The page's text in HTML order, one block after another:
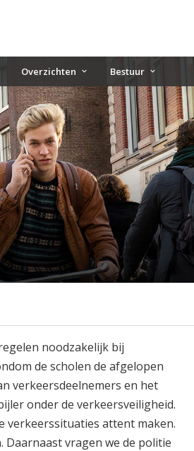
Overzichten Bestuur
noodzakelijk bij
de scholen de afgelopen
verkeersdeelnemers en het
onder de verkeersveiligheid.
verkeerssituaties attent maken.
vragen we de politie